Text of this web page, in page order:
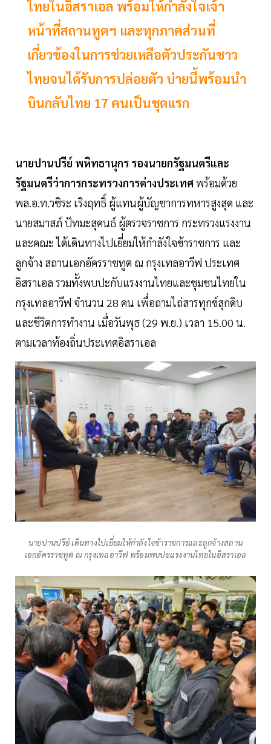
ไทยในอิสราเอล พร้อมให้กำลังใจเจ้า
หน้าที่สถานทูตฯ และทุกภาคส่วนที่
เกี่ยวข้องในการช่วยเหลือตัวประกันชาว
ไทยจนได้รับการปล่อยตัว บ่ายนี้พร้อมนำ
บินกลับไทย 17 คนเป็นชุดแรก
นายปานปรีย์ พหิทธานุกร รองนายกรัฐมนตรีและ
รัฐมนตรีว่าการกระทรวงการต่างประเทศพร้อมด้วย
พล.อ.ท.วชิระ เริงฤทธิ์ ผู้แทนผู้บัญชาการทหารสูงสุด และ
นายสมาสภ์ ปัทมะสุคนธ์ ผู้ตรวจราชการ กระทรวงแรงงาน
และคณะ ได้เดินทางไปเยี่ยมให้กำลังใจข้าราชการ และ
ลูกจ้าง สถานเอกอัครราชทูต ณ กรุงเทลอาวีฟ ประเทศ
อิสราเอล รวมทั้งพบปะกับแรงงานไทยและชุมชนไทยใน
กรุงเทลอาวีฟ จำนวน 28 คน เพื่อถามไถ่สารทุกข์สุกดิบ
และชีวิตการทำงาน เมื่อวันพุธ (29 พ.ย.) เวลา 15.00 น.
ตามเวลาท้องถิ่นประเทศอิสราเอล
นายปานปรีย์ เดินทางไปเยี่ยมให้กำลังใจข้าราชการและลูกจ้างสถาน
เอกอัครราชทูต ณ กรุงเทลอาวีฟ พร้อมพบปะแรงงานไทยในอิสราเอล